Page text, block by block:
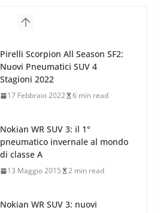
Pirelli Scorpion All Season SF2:
Stagioni 2022
17 Febbraio 2022 6 min read
Nokian WR SUV 3: il 1°
di classe A
13 Maggio 2015 2 min read
Nokian WR SUV 3: nuovi
condizioni invernali difficili